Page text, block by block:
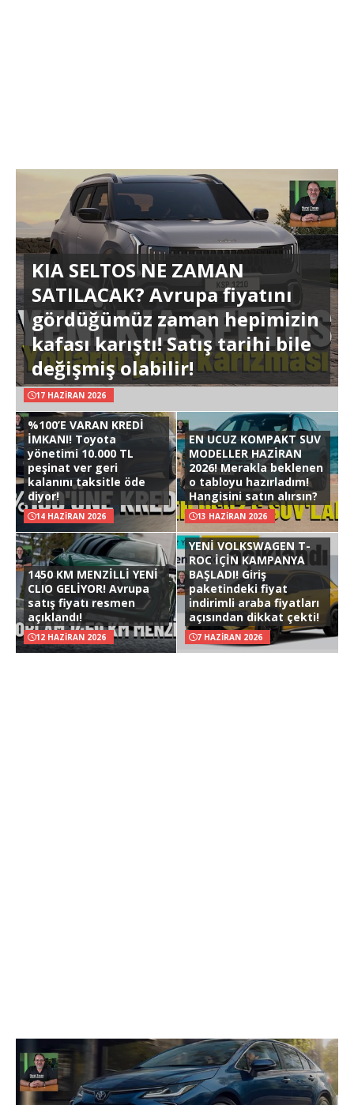
KIA SELTOS NE ZAMAN
SATILACAK? Avrupa fiyatını
gördüğümüz zaman hepimizin
kafası karıştı! Satış tarihi bile
değişmiş olabilir!
17 HAZIRAN 2026
%100’E VARAN KREDİ
İMKANI! Toyota
yönetimi 10.000 TL
peşinat ver geri
kalanını taksitle öde
diyor!
14 HAZIRAN 2026
EN UCUZ KOMPAKT SUV
MODELLER HAZİRAN
2026! Merakla beklenen
o tabloyu hazırladım!
Hangisini satın alırsın?
13 HAZIRAN 2026
1450 KM MENZİLLİ YENİ
CLIO GELİYOR! Avrupa
satış fiyatı resmen
açıklandı!
12 HAZIRAN 2026
YENİ VOLKSWAGEN T-
ROC İÇİN KAMPANYA
BAŞLADI! Giriş
paketindeki fiyat
indirimli araba fiyatları
açısından dikkat çekti!
7 HAZIRAN 2026